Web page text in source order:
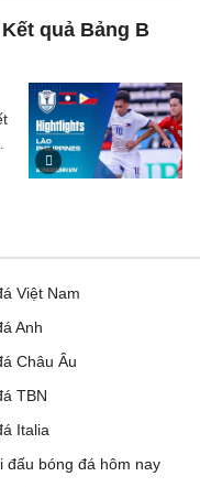
quả Bảng B
Việt Nam
Anh
Châu Âu
TBN
Italia
đấu bóng đá hôm nay